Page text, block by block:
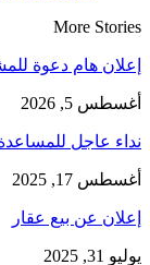
More Stories
إعلان هام دعوة
أغسطس 5, 2026
نداء عاجل
أغسطس 17, 2025
إعلان عن بيع عقار
يوليو 31, 2025